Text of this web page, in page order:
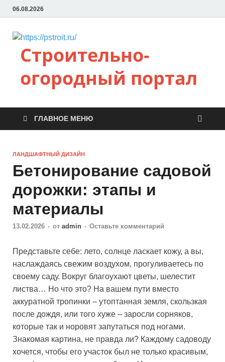
06.08.2026
Строительно-
огородный портал
ГЛАВНОЕ МЕНЮ
ЛАНДШАФТНЫЙ ДИЗАЙН
Бетонирование садовой
дорожки: этапы и
материалы
13.02.2026 - от admin - Оставьте комментарий
Представьте себе: лето, солнце ласкает кожу, а вы,
наслаждаясь свежим воздухом, прогуливаетесь по
своему саду. Вокруг благоухают цветы, шелестит
листва… Но что это? На вашем пути вместо
аккуратной тропинки – утоптанная земля, скользкая
после дождя, или того хуже – заросли сорняков,
которые так и норовят запутаться под ногами.
Знакомая картина, не правда ли? Каждому садоводу
хочется, чтобы его участок был не только красивым,